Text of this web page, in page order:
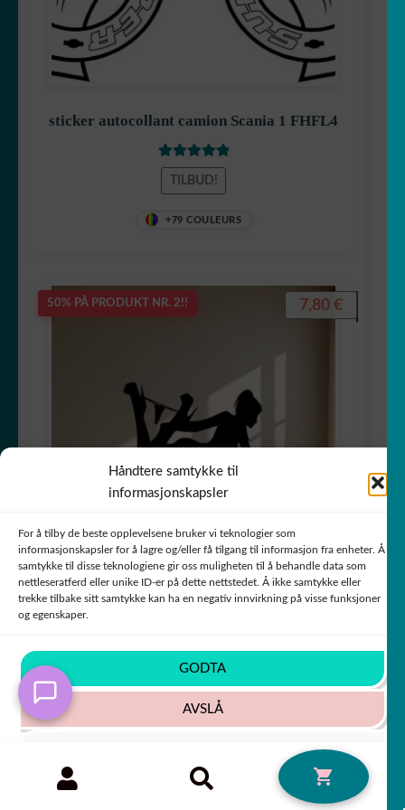
Håndtere samtykke til
informasjonskapsler
For å tilby de beste opplevelsene bruker vi teknologier som
informasjonskapsler for å lagre og/eller få tilgang til informasjon fra enheter. Å
samtykke til disse teknologiene gir oss muligheten til å behandle data som
nettleseratferd eller unike ID-er på dette nettstedet. Å ikke samtykke eller
trekke tilbake sitt samtykke kan ha en negativ innvirkning på visse funksjoner
og egenskaper.
GODTA
AVSLÅ
Cookie-policyPersonvernsregler
sticker autocollant camion Scania 1 FHFL4
Vurdert5av
TILBUD!
+79 COULEURS
50% PÅ PRODUKT NR. 2!!
sticker autocollant camion Scania 2 EMCYE
7,80 €
50% PÅ PRODUKT NR. 2!!